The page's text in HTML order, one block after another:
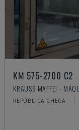
KM 575-2700 C2
KRAUSS MAFFEI -
REPÚBLICA CHECA